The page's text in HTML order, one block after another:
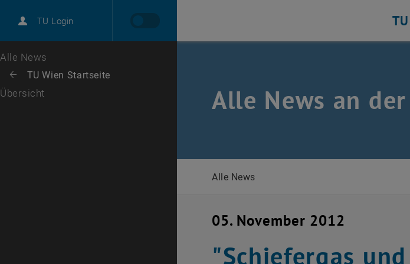
TU Login
Karriere
Zur 1. Menü Ebene
Alle News
Zurück: Subseiten von TU Wien Startseite auflisten
Zurück zur letzten Ebene:
TU Wien Startseite
Übersicht Alle News an
Alle News
05. November 2012
"Schiefergas